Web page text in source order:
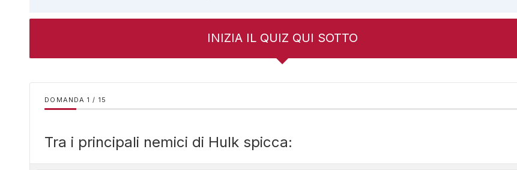
INIZIA IL QUIZ QUI SOTTO
DOMANDA / 15
Tra i principali nemici di Hulk spicca: